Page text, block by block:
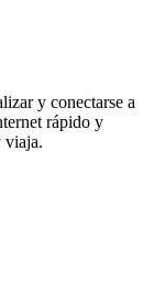
y conectarse a
rápido y
viaja.